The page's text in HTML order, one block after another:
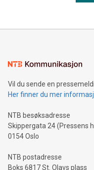
Vil du sende en
Her finner du mer
NTB besøksadresse
Skippergata 24 (Pressens
0154 Oslo
NTB postadresse
Boks 6817 St. Olavs plass